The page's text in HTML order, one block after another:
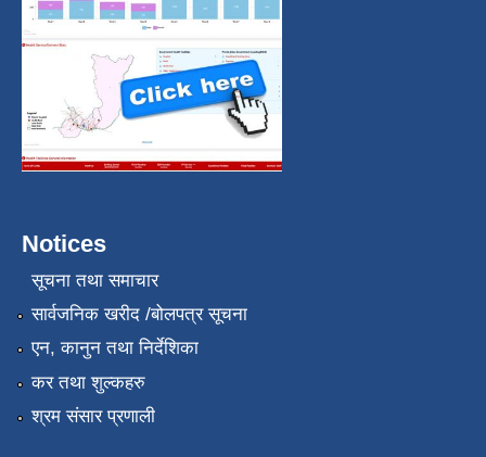
Notices
सूचना तथा समाचार
सार्वजनिक खरीद /बोलपत्र सूचना
एन, कानुन तथा निर्देशिका
कर तथा शुल्कहरु
श्रम संसार प्रणाली